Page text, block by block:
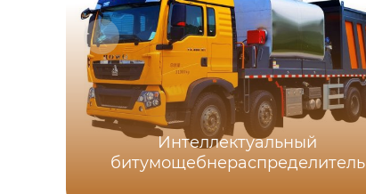
Интеллектуальный
битумощебнераспределитель